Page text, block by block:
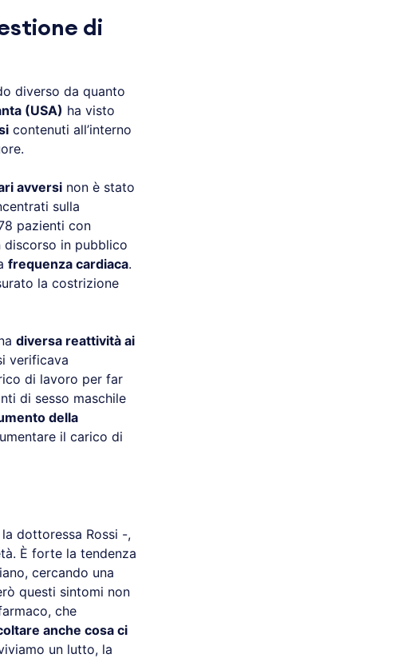
di
diverso da quanto
(USA) ha visto
contenuti all’interno
avversi non è stato
sulla
pazienti con
discorso in pubblico
frequenza cardiaca.
la costrizione
diversa reattività ai
verificava
di lavoro per far
di sesso maschile
della
il carico di
dottoressa Rossi -,
È forte la tendenza
cercando una
questi sintomi non
che
anche cosa ci
un lutto, la